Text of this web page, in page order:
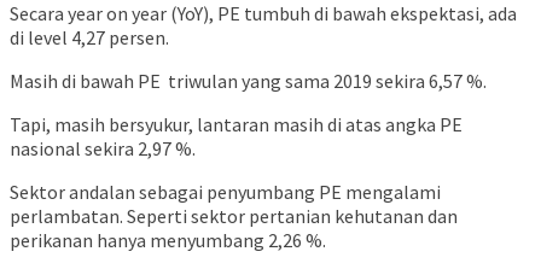
Secara year on year (YoY), PE tumbuh di bawah ekspektasi, ada
di level 4,27 persen.
Masih di bawah PE triwulan yang sama 2019 sekira 6,57 %.
Tapi, masih bersyukur, lantaran masih di atas angka PE
nasional sekira 2,97 %.
Sektor andalan sebagai penyumbang PE mengalami
perlambatan. Seperti sektor pertanian kehutanan dan
perikanan hanya menyumbang 2,26 %.